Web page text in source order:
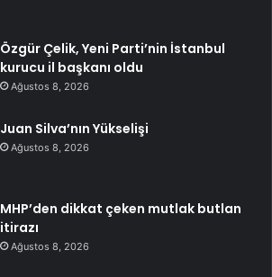
Özgür Çelik, Yeni Parti’nin İstanbul
kurucu il başkanı oldu
Ağustos 8, 2026
Juan Silva’nın Yükselişi
Ağustos 8, 2026
MHP’den dikkat çeken mutlak butlan
itirazı
Ağustos 8, 2026